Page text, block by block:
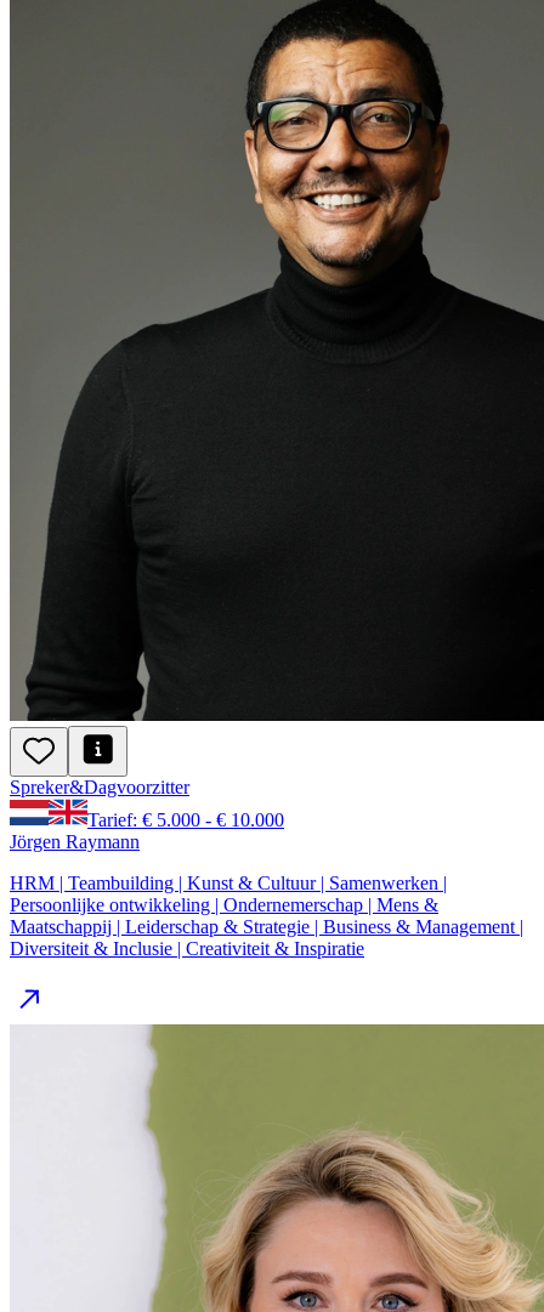
Spreker&Dagvoorzitter
Tarief: € 5.000 - € 10.000
Jörgen Raymann
HRM | Teambuilding | Kunst & Cultuur | Samenwerken |
Persoonlijke ontwikkeling | Ondernemerschap | Mens &
Maatschappij | Leiderschap & Strategie | Business & Management |
Diversiteit & Inclusie | Creativiteit & Inspiratie